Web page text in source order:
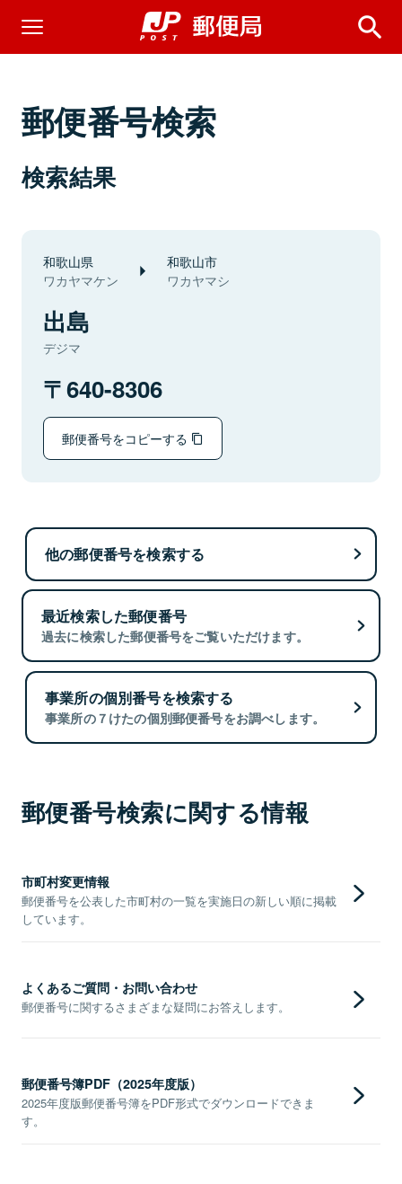
郵便番号検索
検索結果
和歌山県
ワカヤマケン
和歌山市
ワカヤマシ
出島
デジマ
640-8306
郵便番号をコピーする
他の郵便番号を検索する
最近検索した郵便番号
過去に検索した郵便番号をご覧いただけます。
事業所の個別番号を検索する
事業所の７けたの個別郵便番号をお調べします。
郵便番号検索に関する情報
市町村変更情報
郵便番号を公表した市町村の一覧を実施日の新しい順に掲載
しています。
よくあるご質問・お問い合わせ
郵便番号に関するさまざまな疑問にお答えします。
郵便番号簿PDF（2025年度版）
2025年度版郵便番号簿をPDF形式でダウンロードできま
す。